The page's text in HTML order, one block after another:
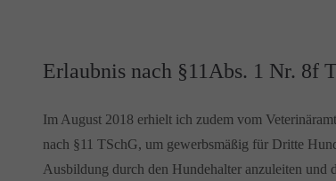
Erlaubnis nach §11Abs. 1 Nr. 8f
Im August 2018 erhielt ich zudem vom
nach §11 TSchG, um gewerbsmäßig für Dritte
Ausbildung durch den Hundehalter anzuleiten und